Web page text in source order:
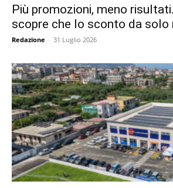
Più promozioni, meno
scopre che lo sconto da solo
Redazione - 31 Luglio 2026